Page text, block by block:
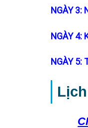
NGÀY 3:
NGÀY 4:
NGÀY 5: